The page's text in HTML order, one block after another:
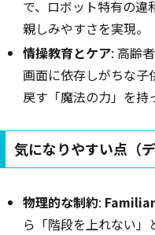
で、ロボット特有の違
親しみやすさを実現。
情操教育とケア: 高齢
画面に依存しがちな子
戻す「魔法の力」を持
気になりやすい点（デ
物理的な制約:
ら「階段を上れない」